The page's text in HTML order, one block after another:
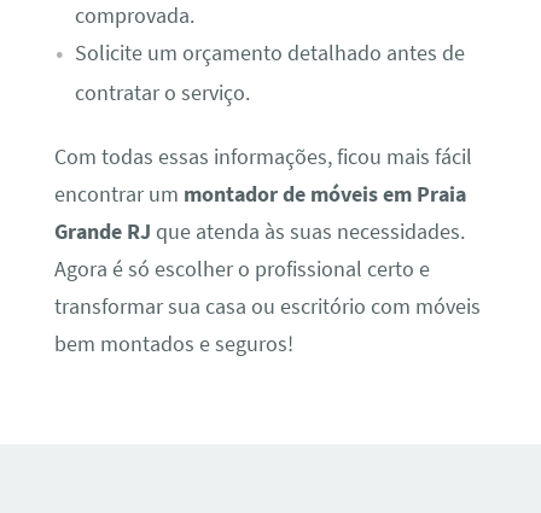
comprovada.
Solicite um orçamento detalhado antes de
contratar o serviço.
Com todas essas informações, ficou mais fácil
encontrar um montador de móveis em Praia
Grande RJ que atenda às suas necessidades.
Agora é só escolher o profissional certo e
transformar sua casa ou escritório com móveis
bem montados e seguros!